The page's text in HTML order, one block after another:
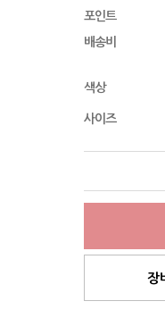
포인트
배송비
색상
사이즈
장